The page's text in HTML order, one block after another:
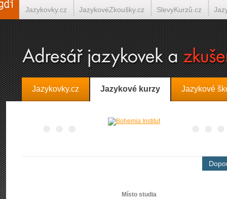
Jazykovky.cz Jazykové kurzy Jazykové
Místo studia
Jazykovky.cz JazykovéZkoušky.cz SlevyKurzů.cz
Španělština on-line Italština on-line Tlumočení-